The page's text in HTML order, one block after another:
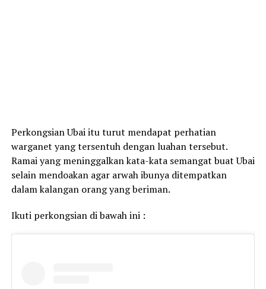
Perkongsian Ubai itu turut mendapat perhatian
warganet yang tersentuh dengan luahan tersebut.
Ramai yang meninggalkan kata-kata semangat buat Ubai
selain mendoakan agar arwah ibunya ditempatkan
dalam kalangan orang yang beriman.
Ikuti perkongsian di bawah ini :